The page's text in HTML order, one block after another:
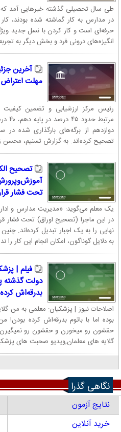
طی سال تحصیلی گذشته خبرهایی آمد که
در مدارس به کار گماشته شده بودند،
حرفه‌ای است و کار کردن با نسل جدید
انگیزه‌های درونی فرد و بخش دیگر به
آخرین
مهلت اعتراض
رئیس مرکز ارزشیابی و تضمین
دوازدهم از برگه‌های بارگذاری شده در
تصحیح کرده‌اند. به گزارش تسنیم، محسن
تصحیح
تحت فشار
یک معلم می‌گوید: «مدیریت مدارس و
در این ماجرا (تصحیح اوراق) تحت فشار
نهایی را به یک اجبار تبدیل کرده‌اند.
به دلایل گوناگون، امکان انجام این کار را
فیلم |
دولت گذشته
بدرقه‌اش
اصلاحات نیوز | پزشکیان: معلمی به من
بوده اما با باتوم بدرقه‌اش کرده
حقشون رو میخورن و حقشون رو
گلایه های معلمان,ویدیو صحبت های
نگاهی گذرا
نتایج آزمون
خرید آنلاین